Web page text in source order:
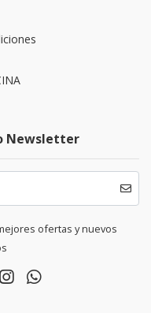
Newsletter
ofertas y nuevos